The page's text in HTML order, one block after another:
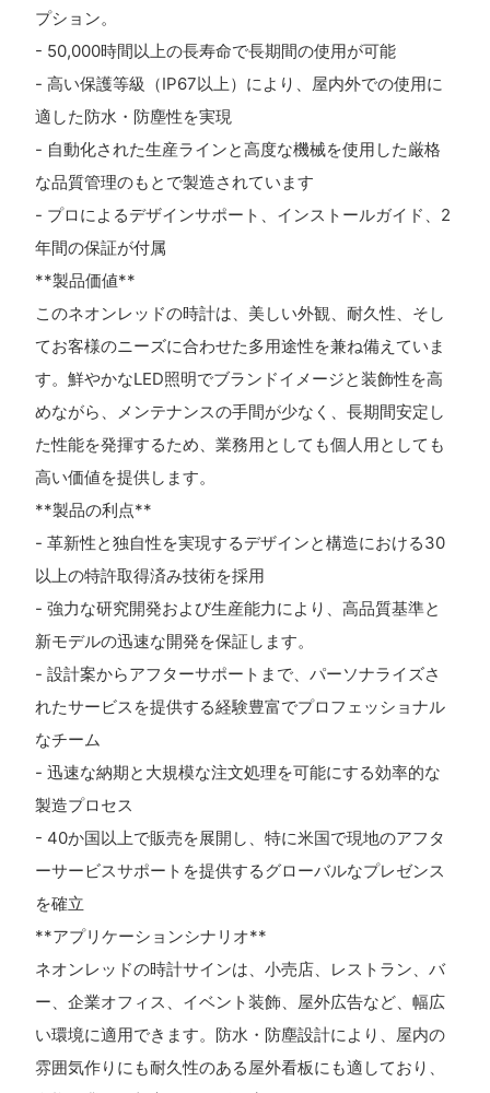
プション。
- 50,000時間以上の長寿命で長期間の使用が可能
- 高い保護等級（IP67以上）により、屋内外での使用に
適した防水・防塵性を実現
- 自動化された生産ラインと高度な機械を使用した厳格
な品質管理のもとで製造されています
- プロによるデザインサポート、インストールガイド、2
年間の保証が付属
**製品価値**
このネオンレッドの時計は、美しい外観、耐久性、そし
てお客様のニーズに合わせた多用途性を兼ね備えていま
す。鮮やかなLED照明でブランドイメージと装飾性を高
めながら、メンテナンスの手間が少なく、長期間安定し
た性能を発揮するため、業務用としても個人用としても
高い価値を提供します。
**製品の利点**
- 革新性と独自性を実現するデザインと構造における30
以上の特許取得済み技術を採用
- 強力な研究開発および生産能力により、高品質基準と
新モデルの迅速な開発を保証します。
- 設計案からアフターサポートまで、パーソナライズさ
れたサービスを提供する経験豊富でプロフェッショナル
なチーム
- 迅速な納期と大規模な注文処理を可能にする効率的な
製造プロセス
- 40か国以上で販売を展開し、特に米国で現地のアフタ
ーサービスサポートを提供するグローバルなプレゼンス
を確立
**アプリケーションシナリオ**
ネオンレッドの時計サインは、小売店、レストラン、バ
ー、企業オフィス、イベント装飾、屋外広告など、幅広
い環境に適用できます。防水・防塵設計により、屋内の
雰囲気作りにも耐久性のある屋外看板にも適しており、